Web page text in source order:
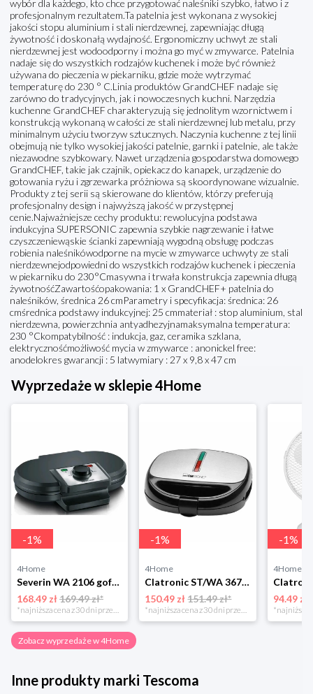
wybór dla każdego, kto chce przygotować naleśniki szybko, łatwo i z
profesjonalnym rezultatem.Ta patelnia jest wykonana z wysokiej
jakości stopu aluminium i stali nierdzewnej, zapewniając długą
żywotność i doskonałą wydajność. Ergonomiczny uchwyt ze stali
nierdzewnej jest wodoodporny i można go myć w zmywarce. Patelnia
nadaje się do wszystkich rodzajów kuchenek i może być również
używana do pieczenia w piekarniku, gdzie może wytrzymać
temperaturę do 230 ° C.Linia produktów GrandCHEF nadaje się
zarówno do tradycyjnych, jak i nowoczesnych kuchni. Narzędzia
kuchenne GrandCHEF charakteryzują się jednolitym wzornictwem i
konstrukcją wykonaną w całości ze stali nierdzewnej lub metalu, przy
minimalnym użyciu tworzyw sztucznych. Naczynia kuchenne z tej linii
obejmują nie tylko wysokiej jakości patelnie, garnki i patelnie, ale także
niezawodne szybkowary. Nawet urządzenia gospodarstwa domowego
GrandCHEF, takie jak czajnik, opiekacz do kanapek, urządzenie do
gotowania ryżu i zgrzewarka próżniowa są skoordynowane wizualnie.
Produkty z tej serii są skierowane do klientów, którzy preferują
profesjonalny design i najwyższą jakość w przystępnej
cenie.Najważniejsze cechy produktu: rewolucyjna podstawa
indukcyjna SUPERSONIC zapewnia szybkie nagrzewanie i łatwe
czyszczeniewąskie ścianki zapewniają wygodną obsługę podczas
robienia naleśnikówodporne na mycie w zmywarce uchwyty ze stali
nierdzewnejodpowiedni do wszystkich rodzajów kuchenek i pieczenia
w piekarniku do 230°Cmasywna i trwała konstrukcja zapewnia długą
żywotnośćZawartośćopakowania: 1 x GrandCHEF+ patelnia do
naleśników, średnica 26 cmParametry i specyfikacja: średnica: 26
cmśrednica podstawy indukcyjnej: 25 cmmateriał : stop aluminium, stal
nierdzewna, powierzchnia antyadhezyjnamaksymalna temperatura:
230 °Ckompatybilność : indukcja, gaz, ceramika szklana,
elektrycznośćmożliwość mycia w zmywarce : anonickel free:
anodelokres gwarancji : 5 latwymiary : 27 x 9,8 x 47 cm
Wyprzedaże w sklepie 4Home
-1%
4Home
Severin WA 2106 gofrownica duo, czarny
168.49 zł169.49 zł*
*najniższa cena z 30 dni przed obniżką
-1%
4Home
Clatronic ST/WA 3670 Opiekacz do kanapek
150.49 zł 151.49 zł*
*najniższa cena z 30 dni przed obniżką
-1%
4Home
94.49 zł
Zobacz wyprzedaże w 4Home
Inne produkty marki Tescoma